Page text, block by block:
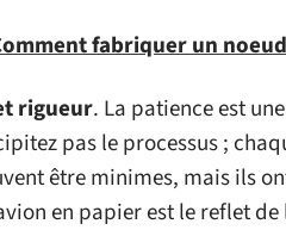
fabriquer un
rigueur. La patience est
pas le processus ;
être minimes, mais ils
en papier est le reflet